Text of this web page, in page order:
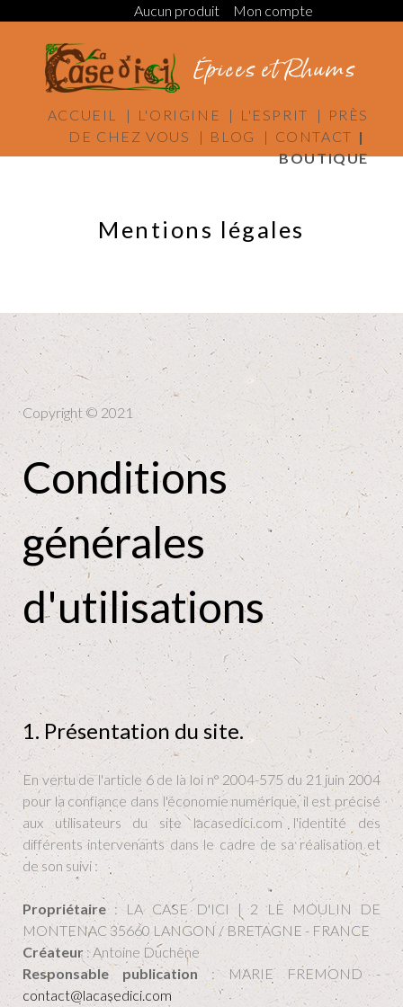
Mon compte
Aucun produit
Épices et Rhums
ACCUEIL | L'ORIGINE | L'ESPRIT |
PRÈS
DE CHEZ VOUS | BLOG | CONTACT |
BOUTIQUE
Mentions légales
Copyright © 2021
Conditions
générales
d'utilisations
1. Présentation du site.
En vertu de l'article 6 de la loi n° 2004-575 du 21 juin 2004
pour la confiance dans l'économie numérique, il est précisé
aux utilisateurs du site lacasedici.com l'identité des
différents intervenants dans le cadre de sa réalisation et
de son suivi :
Propriétaire: LA CASE D'ICI | 2 LE MOULIN DE
MONTENAC 35660 LANGON / BRETAGNE - FRANCE
Créateur: Antoine Duchêne
Responsable publication: MARIE FREMOND -
contact@lacasedici.com